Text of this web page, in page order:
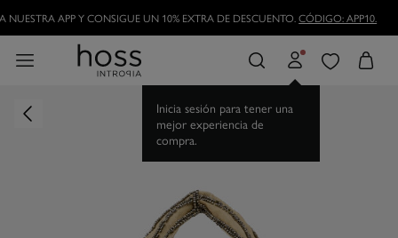
NUESTRA APP Y CONSIGUE UN 10% EXTRA DE DESCUENTO.CÓDIGO: APP10.
Inicia sesión para tener una
mejor experiencia de
compra.